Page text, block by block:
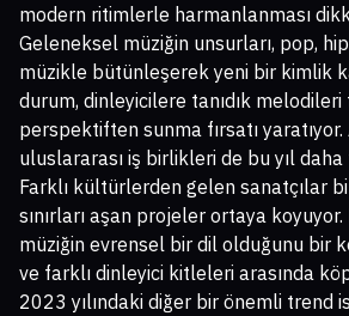
modern ritimlerle harmanlanması
Geleneksel müziğin unsurları, pop,
müzikle bütünleşerek yeni bir kimlik
durum, dinleyicilere tanıdık
perspektiften sunma fırsatı yaratıyor.
uluslararası iş birlikleri de bu yıl daha
Farklı kültürlerden gelen sanatçılar
sınırları aşan projeler ortaya
müziğin evrensel bir dil olduğunu bir
ve farklı dinleyici kitleleri arasında
2023 yılındaki diğer bir önemli trend